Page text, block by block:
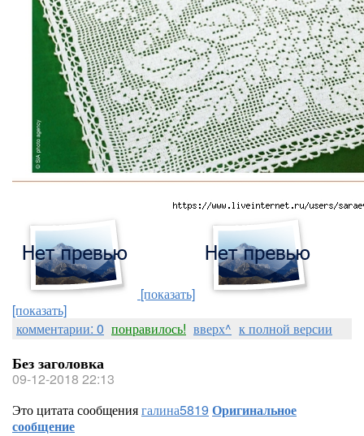
[показать]
[показать]
комментарии: 0 понравилось! вверх^ к полной версии
Без заголовка
09-12-2018 22:13
Это цитата сообщениягалина5819 Оригинальное
сообщение